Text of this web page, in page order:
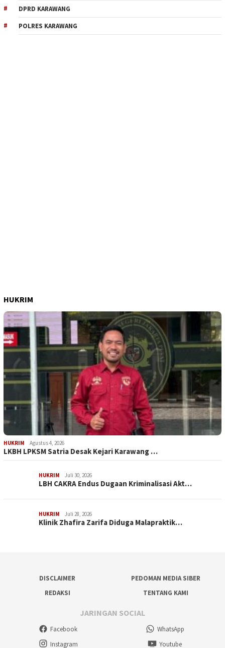
DPRD KARAWANG
POLRES KARAWANG
HUKRIM
HUKRIM Agustus 4, 2026
LKBH LPKSM Satria Desak Kejari Karawang …
HUKRIM Juli 30, 2026
LBH CAKRA Endus Dugaan Kriminalisasi Akt…
HUKRIM Juli 28, 2026
Klinik Zhafira Zarifa Diduga Malapraktik…
DISCLAIMER
PEDOMAN MEDIA SIBER
REDAKSI
TENTANG KAMI
JARINGAN SOCIAL
Facebook
WhatsApp
Instagram
Youtube